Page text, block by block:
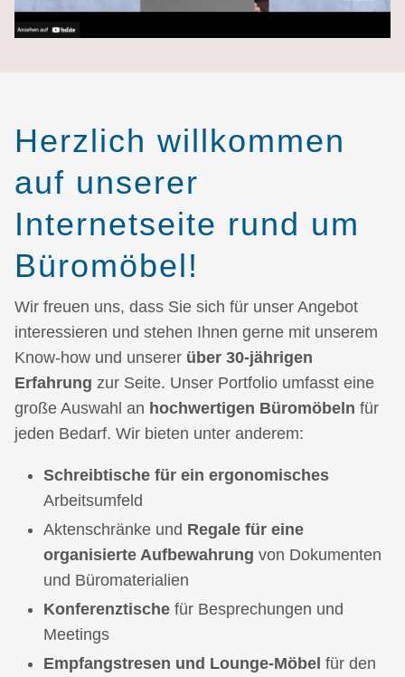
Herzlich willkommen
auf unserer
Internetseite rund um
Büromöbel!
Wir freuen uns, dass Sie sich für unser Angebot
interessieren und stehen Ihnen gerne mit unserem
Know-how und unserer über 30-jährigen
Erfahrung zur Seite. Unser Portfolio umfasst eine
große Auswahl an hochwertigen Büromöbeln für
jeden Bedarf. Wir bieten unter anderem:
Schreibtische für ein ergonomisches
Arbeitsumfeld
Aktenschränke und Regale für eine
organisierte Aufbewahrung von Dokumenten
und Büromaterialien
Konferenztische für Besprechungen und
Meetings
Empfangstresen und Lounge-Möbel für den